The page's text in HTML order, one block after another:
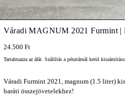
Váradi MAGNUM 2021 Furmint |
24.500 Ft
Tartalmazza az áfát. Szállítása pénztárnál kerül
Váradi Furmint 2021, magnum (1.5 liter)
baráti összejövetelekhez!